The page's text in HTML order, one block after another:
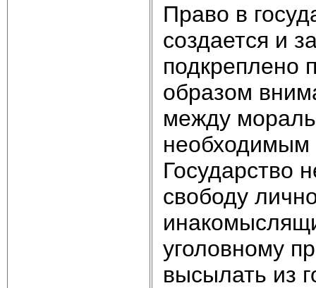
Право в
создается и
подкреплено
образом
между
необходимым
Государство
свободу
уголовному
высылать из